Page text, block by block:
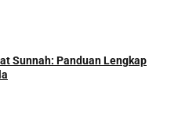
Sunnah: Panduan Lengkap